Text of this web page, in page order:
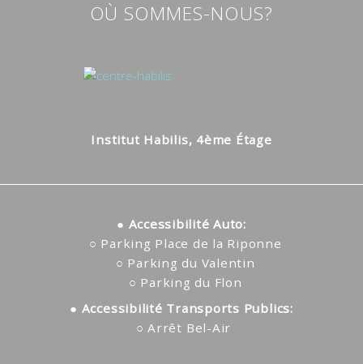
OÙ SOMMES-NOUS?
Institut Habilis, 4ème Étage
● Accessibilité Auto:
○ Parking Place de la Riponne
○ Parking du Valentin
○ Parking du Flon
● Accessibilité Transports Publics:
○ Arrêt Bel-Air